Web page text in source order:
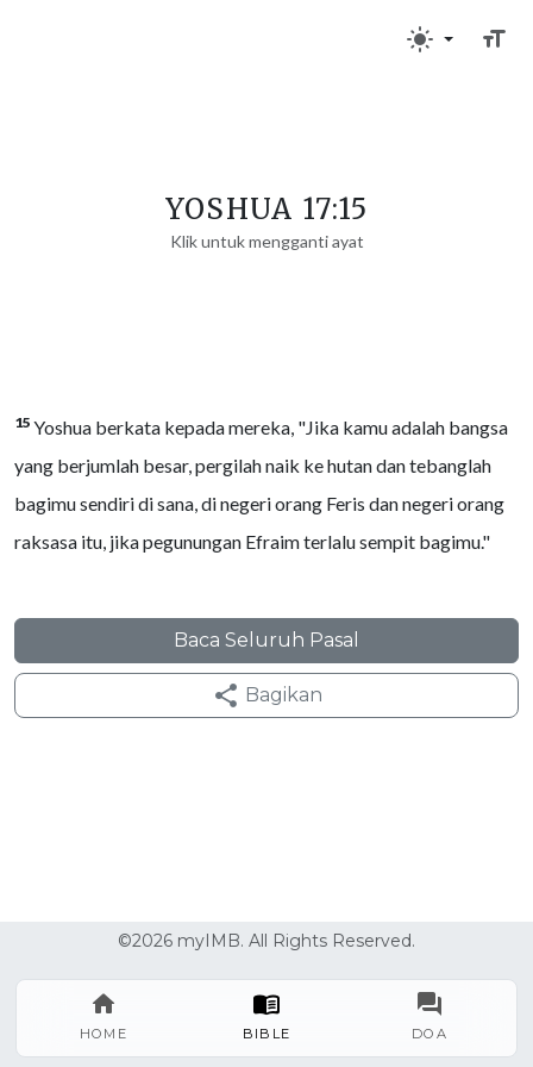
HOME BIBLE DOA
YOSHUA 17:15
Klik untuk mengganti ayat
15 Yoshua berkata kepada mereka, "Jika kamu adalah bangsa
yang berjumlah besar, pergilah naik ke hutan dan tebanglah
bagimu sendiri di sana, di negeri orang Feris dan negeri orang
raksasa itu, jika pegunungan Efraim terlalu sempit bagimu."
Baca Seluruh Pasal
Bagikan
©2026 myIMB. All Rights Reserved.